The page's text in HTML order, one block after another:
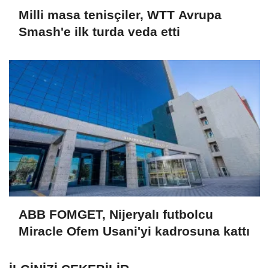
Milli masa tenisçiler, WTT Avrupa
Smash'e ilk turda veda etti
ABB FOMGET, Nijeryalı futbolcu
Miracle Ofem Usani'yi kadrosuna kattı